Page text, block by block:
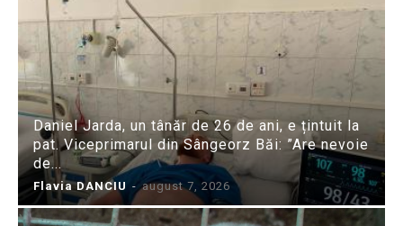
Daniel Jarda, un tânăr de 26 de ani, e țintuit la
pat. Viceprimarul din Sângeorz Băi: ”Are nevoie
de...
Flavia DANCIU - august 7, 2026